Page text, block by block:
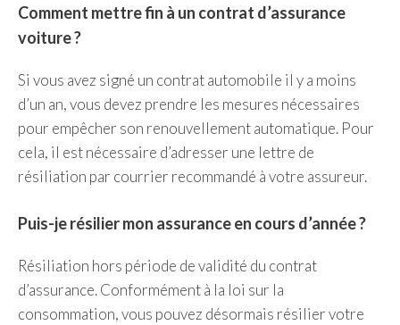
Comment mettre fin à un contrat d’assurance
voiture ?
Si vous avez signé un contrat automobile il y a moins
d’un an, vous devez prendre les mesures nécessaires
pour empêcher son renouvellement automatique. Pour
cela, il est nécessaire d’adresser une lettre de
résiliation par courrier recommandé à votre assureur.
Puis-je résilier mon assurance en cours d’année ?
Résiliation hors période de validité du contrat
d’assurance. Conformément à la loi sur la
consommation, vous pouvez désormais résilier votre